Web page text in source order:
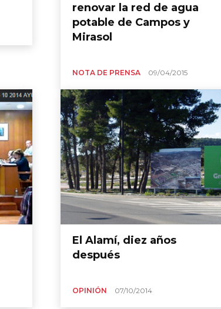
renovar la red de agua
potable de Campos y
Mirasol
NOTA DE PRENSA 09/04/2015
El Alamí, diez años
después
OPINIÓN 07/10/2014